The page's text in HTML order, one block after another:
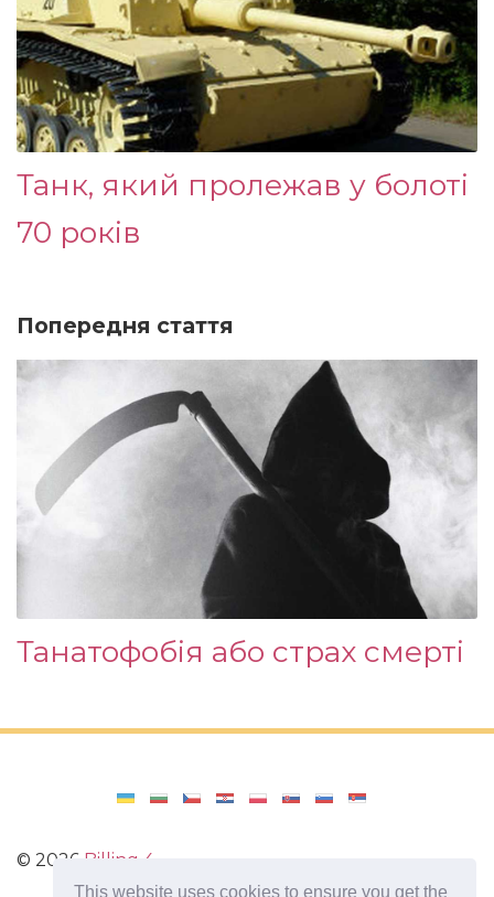
This website uses cookies to ensure you get the
Танк, який пролежав у болоті
70 років
Попередня стаття
Танатофобія або страх смерті
© 2026 Billing 4